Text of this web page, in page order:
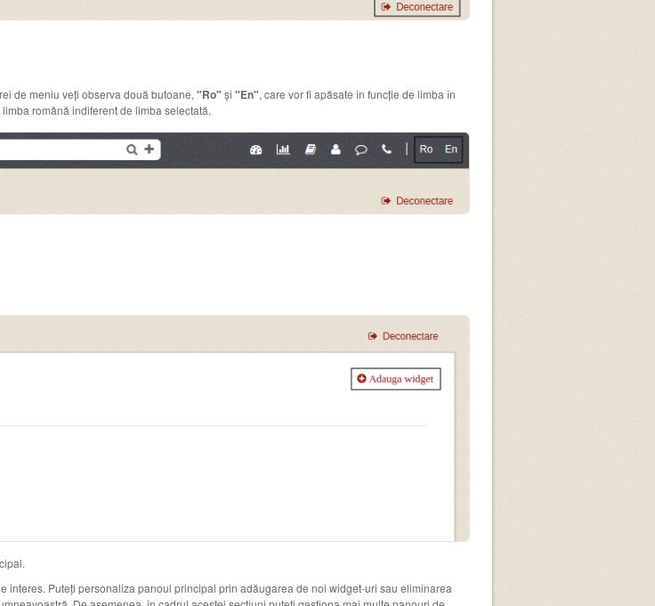
de meniu veți observa două butoane, "Ro" și "En", care vor fi apăsate în funcție de limba în
română indiferent de limba selectată.
Puteți personaliza panoul principal prin adăugarea de noi widget-uri sau eliminarea